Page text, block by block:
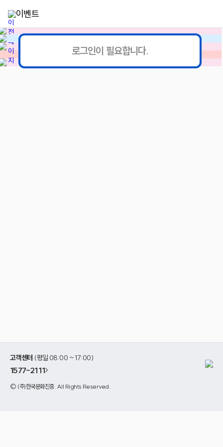
이벤트
로그인이 필요합니다.
고객센터 (평일 08:00 ~ 17:00)
1577-2111>
© (주)한국문화진흥. All Rights Reserved.